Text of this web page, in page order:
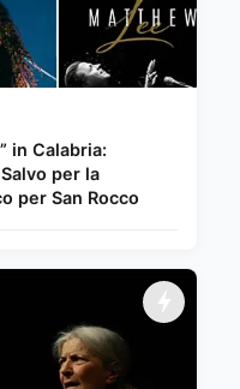
in Calabria:
per la
per San Rocco